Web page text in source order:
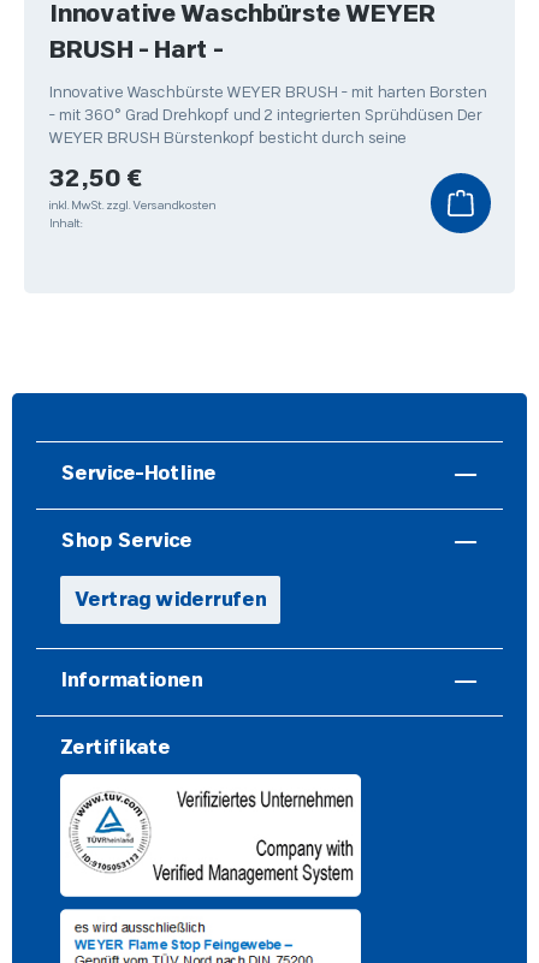
Innovative Waschbürste WEYER
BRUSH - Hart -
Innovative Waschbürste WEYER BRUSH - mit harten Borsten
- mit 360° Grad Drehkopf und 2 integrierten Sprühdüsen Der
WEYER BRUSH Bürstenkopf besticht durch seine
Regulärer Preis:
32,50 €
inkl. MwSt. zzgl. Versandkosten
Inhalt:
Service-Hotline
Shop Service
Vertrag widerrufen
Informationen
Zertifikate